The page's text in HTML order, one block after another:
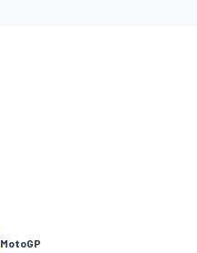
MotoGP